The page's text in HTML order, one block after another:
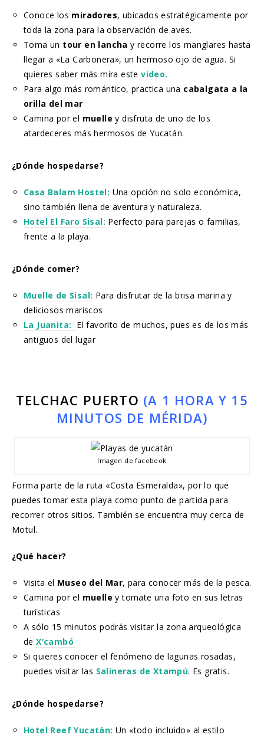
Conoce los miradores, ubicados estratégicamente por
toda la zona para la observación de aves.
Toma un tour en lancha y recorre los manglares hasta
llegar a «La Carbonera», un hermoso ojo de agua. Si
quieres saber más mira este video.
Para algo más romántico, practica una cabalgata a la
orilla del mar
Camina por el muelle y disfruta de uno de los
atardeceres más hermosos de Yucatán.
¿Dónde hospedarse?
Casa Balam Hostel: Una opción no solo económica,
sino también llena de aventura y naturaleza.
Hotel El Faro Sisal: Perfecto para parejas o familias,
frente a la playa.
¿Dónde comer?
Muelle de Sisal: Para disfrutar de la brisa marina y
deliciosos mariscos
La Juanita: El favorito de muchos, pues es de los más
antiguos del lugar
TELCHAC PUERTO (A 1 HORA Y 15
MINUTOS DE MÉRIDA)
Imagen de facebook
Forma parte de la ruta «Costa Esmeralda», por lo que
puedes tomar esta playa como punto de partida para
recorrer otros sitios. También se encuentra muy cerca de
Motul.
¿Qué hacer?
Visita el Museo del Mar, para conocer más de la pesca.
Camina por el muelle y tomate una foto en sus letras
turísticas
A sólo 15 minutos podrás visitar la zona arqueológica
deX’cambó
Si quieres conocer el fenómeno de lagunas rosadas,
puedes visitar las Salineras de Xtampú. Es gratis.
¿Dónde hospedarse?
Hotel Reef Yucatán: Un «todo incluido» al estilo